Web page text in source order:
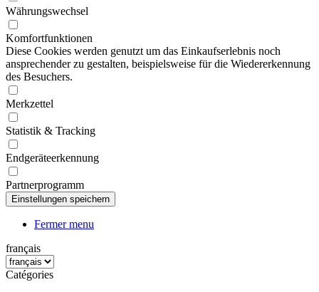
Währungswechsel
Komfortfunktionen
Diese Cookies werden genutzt um das Einkaufserlebnis noch
ansprechender zu gestalten, beispielsweise für die Wiedererkennung
des Besuchers.
Merkzettel
Statistik & Tracking
Endgeräteerkennung
Partnerprogramm
Fermer menu
français
Catégories